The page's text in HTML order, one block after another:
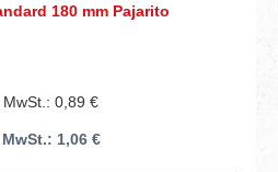
180 mm Pajarito
MwSt.: 0,89 €
1,06 €